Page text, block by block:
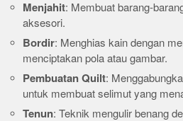
Menjahit: Membuat barang-
aksesori.
Bordir: Menghias kain dengan
menciptakan pola atau gambar.
Pembuatan Quilt:
untuk membuat selimut yang
Tenun: Teknik mengulir benang